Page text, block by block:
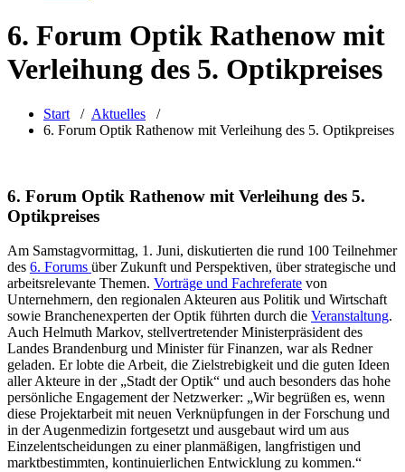
6. Forum Optik Rathenow mit
Verleihung des 5. Optikpreises
Start / Aktuelles /
6. Forum Optik Rathenow mit Verleihung des 5. Optikpreises
6. Forum Optik Rathenow mit Verleihung des 5.
Optikpreises
Am Samstagvormittag, 1. Juni, diskutierten die rund 100 Teilnehmer
des 6. Forums über Zukunft und Perspektiven, über strategische und
arbeitsrelevante Themen. Vorträge und Fachreferate von
Unternehmern, den regionalen Akteuren aus Politik und Wirtschaft
sowie Branchenexperten der Optik führten durch die Veranstaltung.
Auch Helmuth Markov, stellvertretender Ministerpräsident des
Landes Brandenburg und Minister für Finanzen, war als Redner
geladen. Er lobte die Arbeit, die Zielstrebigkeit und die guten Ideen
aller Akteure in der „Stadt der Optik“ und auch besonders das hohe
persönliche Engagement der Netzwerker: „Wir begrüßen es, wenn
diese Projektarbeit mit neuen Verknüpfungen in der Forschung und
in der Augenmedizin fortgesetzt und ausgebaut wird um aus
Einzelentscheidungen zu einer planmäßigen, langfristigen und
marktbestimmten, kontinuierlichen Entwicklung zu kommen.“